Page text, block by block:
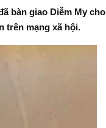
bàn giao Diễm My cho
trên mạng xã hội.